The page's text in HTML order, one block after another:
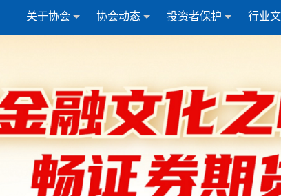
关于协会 协会动态 投资者保护 行业